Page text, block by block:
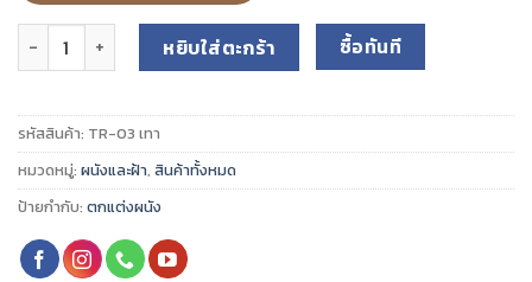
จำนวน แผ่นหินเทียมติดผนัง SOFT STONE PANEL ภายนอก-ภายใ
หยิบใส่ตะกร้า ซื้อทันที
รหัสสินค้า: TR-03 เทา
หมวดหมู่: ผนังและฝ้า, สินค้าทั้งหมด
ป้ายกำกับ: ตกแต่งผนัง